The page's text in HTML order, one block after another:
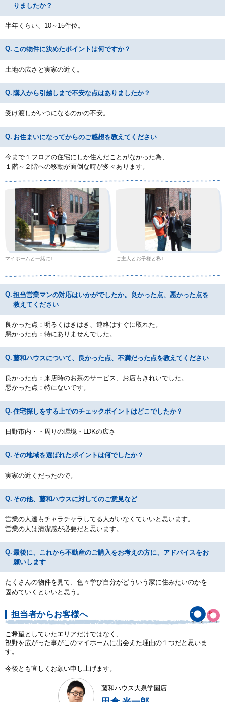
りましたか？
半年くらい、10～15件位。
この物件に決めたポイントは何ですか？
土地の広さと実家の近く。
購入から引越しまで不安な点はありましたか？
受け渡しがいつになるのかの不安。
お住まいになってからのご感想を教えてください
今まで１フロアの住宅にしか住んだことがなかった為、
１階～２階への移動が面倒な時が多々あります。
マイホームと一緒に♪ ご主人とお子様と私♪
担当営業マンの対応はいかがでしたか。良かった点、悪かった点を
教えてください
良かった点：明るくはきはき、連絡はすぐに取れた。
悪かった点：特にありませんでした。
藤和ハウスについて、良かった点、不満だった点を教えてください
良かった点：来店時のお茶のサービス、お店もきれいでした。
悪かった点：特にないです。
住宅探しをする上でのチェックポイントはどこでしたか？
日野市内・・周りの環境・LDKの広さ
その地域を選ばれたポイントは何でしたか？
実家の近くだったので。
その他、藤和ハウスに対してのご意見など
営業の人達もチャラチャラしてる人がいなくていいと思います。
営業の人は清潔感が必要だと思います。
最後に、これから不動産のご購入をお考えの方に、アドバイスをお
願いします
たくさんの物件を見て、色々学び自分がどういう家に住みたいのかを
固めていくといいと思う。
担当者からお客様へ
ご希望としていたエリアだけではなく、
視野を広がった事がこのマイホームに出会えた理由の１つだと思いま
す。
今後とも宜しくお願い申し上げます。
藤和ハウス大泉学園店